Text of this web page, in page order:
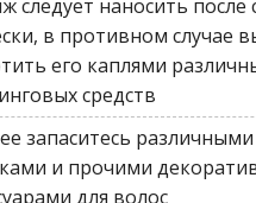
следует наносить после
в противном случае
его каплями
средств
запаситесь
и прочими
для волос